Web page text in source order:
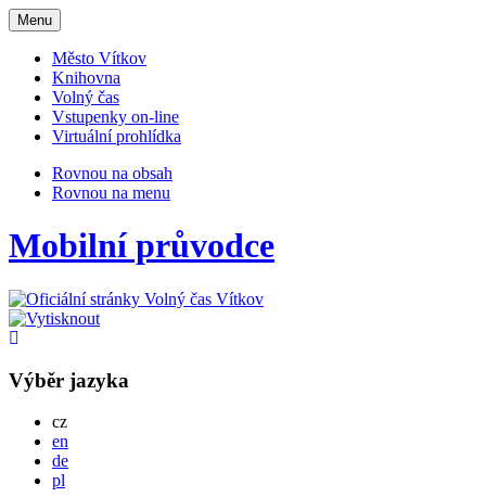
Otevřit
navigaci
Menu
Město Vítkov
Knihovna
Volný čas
Vstupenky on-line
Virtuální prohlídka
Rovnou na obsah
Rovnou na menu
Mobilní průvodce
Výběr jazyka
czČesky
en
deDeutsch
pl